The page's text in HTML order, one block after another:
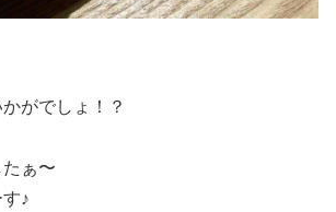
がでしょ！？
ぁ〜
♪